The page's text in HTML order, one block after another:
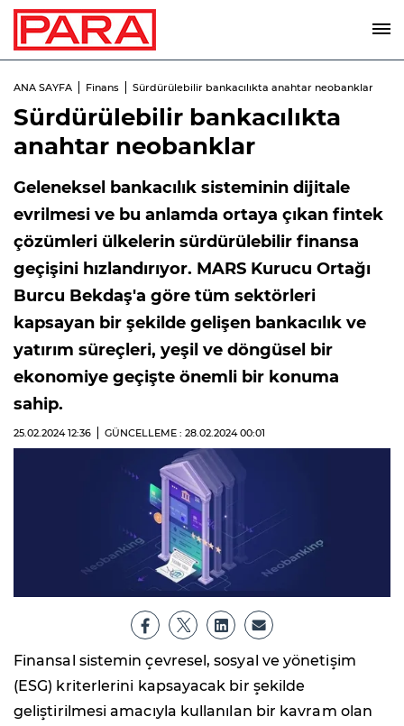
ANA SAYFA Finans Sürdürülebilir bankacılıkta anahtar neobanklar
Sürdürülebilir bankacılıkta
anahtar neobanklar
Geleneksel bankacılık sisteminin dijitale
evrilmesi ve bu anlamda ortaya çıkan fintek
çözümleri ülkelerin sürdürülebilir finansa
geçişini hızlandırıyor. MARS Kurucu Ortağı
Burcu Bekdaş'a göre tüm sektörleri
kapsayan bir şekilde gelişen bankacılık ve
yatırım süreçleri, yeşil ve döngüsel bir
ekonomiye geçişte önemli bir konuma
sahip.
25.02.202412:36 GÜNCELLEME : 28.02.202400:01
Finansal sistemin çevresel, sosyal ve yönetişim
(ESG) kriterlerini kapsayacak bir şekilde
geliştirilmesi amacıyla kullanılan bir kavram olan